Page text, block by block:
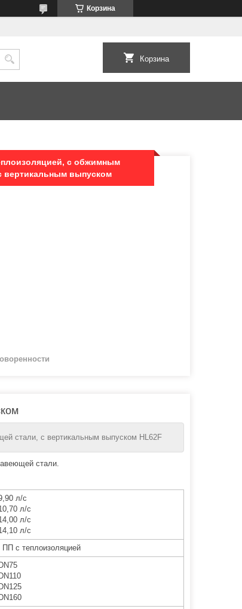
Корзина
Корзина
с обжимным
вертикальным выпуском
стали, с вертикальным выпуском HL62F
стали.
л/с
л/с
л/с
л/с
ПП с теплоизоляцией